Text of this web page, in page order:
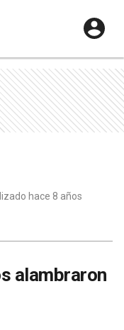
hace 8 años
alambraron